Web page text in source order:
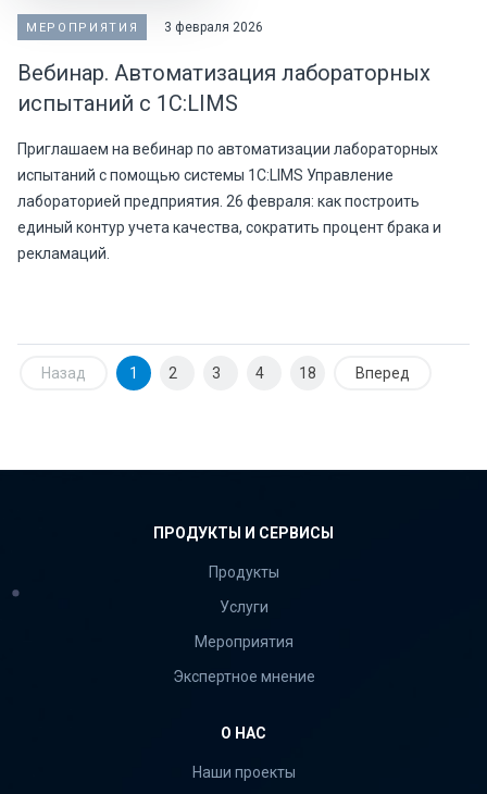
МЕРОПРИЯТИЯ 3 февраля 2026
Вебинар. Автоматизация лабораторных
испытаний с 1С:LIMS
Приглашаем на вебинар по автоматизации лабораторных
испытаний с помощью системы 1С:LIMS Управление
лабораторией предприятия. 26 февраля: как построить
единый контур учета качества, сократить процент брака и
рекламаций.
Назад 1 2 3 4 18 Вперед
ПРОДУКТЫ И СЕРВИСЫ
Продукты
Услуги
Мероприятия
Экспертное мнение
О НАС
Наши проекты